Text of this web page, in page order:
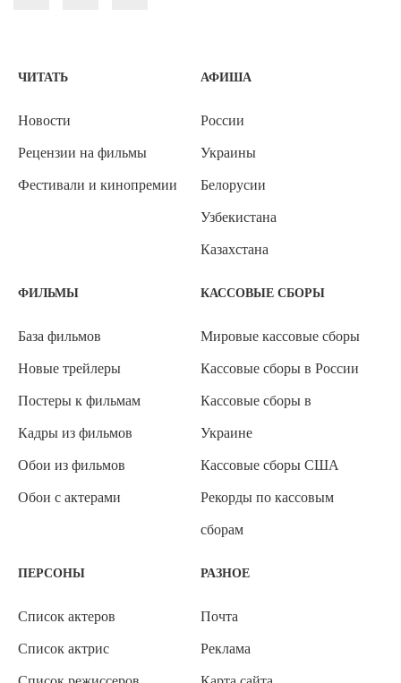
ЧИТАТЬ
Новости
Рецензии на фильмы
Фестивали и кинопремии
АФИША
России
Украины
Белорусии
Узбекистана
Казахстана
ФИЛЬМЫ
База фильмов
Новые трейлеры
Постеры к фильмам
Кадры из фильмов
Обои из фильмов
Обои с актерами
КАССОВЫЕ СБОРЫ
Мировые кассовые сборы
Кассовые сборы в России
Кассовые сборы в
Украине
Кассовые сборы США
Рекорды по кассовым
сборам
ПЕРСОНЫ
Список актеров
Список актрис
РАЗНОЕ
Почта
Реклама